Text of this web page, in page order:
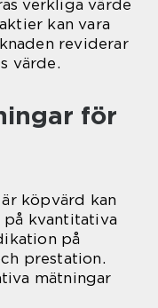
verkliga värde
kan vara
reviderar
värde.
för
köpvärd kan
kvantitativa
på
prestation.
mätningar